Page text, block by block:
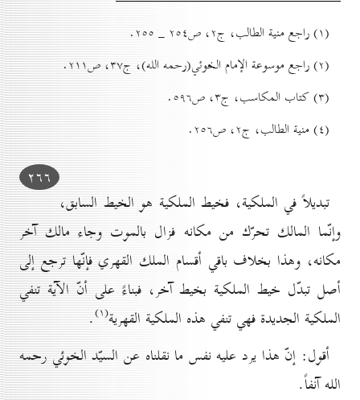
(۱) راجع منية الطالب، ج۲، ص۲٥٤ _ ۲٥٥.
(۲) راجع موسوعة الإمام الخوئي(رحمه الله)، ج۳۷، ص۲۱۱.
(۳) کتاب المكاسب، ج۳، ص٥۹٦.
(٤) منية الطالب، ج۲، ص۲٥٦.
۲٦٦
تبديلاً في الملكية، فخيط الملكية هو الخيط السابق،
وإنّما المالك تحرّك من مكانه فزال بالموت وجاء مالك آخر
مكانه، وهذا بخلاف باقي أقسام الملك القهري فإنّها ترجع إلى
أصل تبدّل خيط الملكية بخيط آخر، فبناءً على أنّ الآية تنفي
الملكية الجديدة فهي تنفي هذه الملكية القهرية(۱) .
أقول: إنّ هذا يرد عليه نفس ما نقلناه عن السيّد الخوئي رحمه
الله آنفاً.